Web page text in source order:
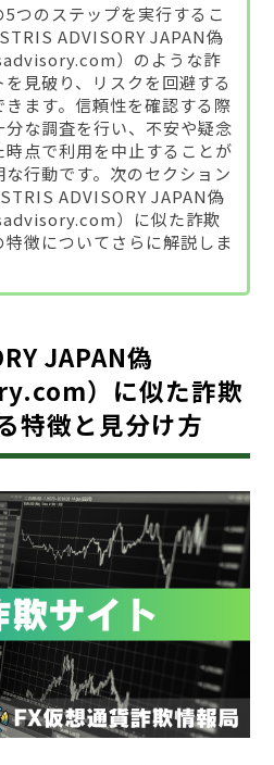
5つのステップを実行するこ
ADVISORY JAPAN偽
）のような詐
を見破り、リスクを回避する
きます。信頼性を確認する際
分な調査を行い、不安や疑念
時点で利用を中止することが
な行動です。次のセクション
ADVISORY JAPAN偽
）に似た詐欺
特徴についてさらに解説しま
JAPAN偽
）に似た詐欺
特徴と見分け方